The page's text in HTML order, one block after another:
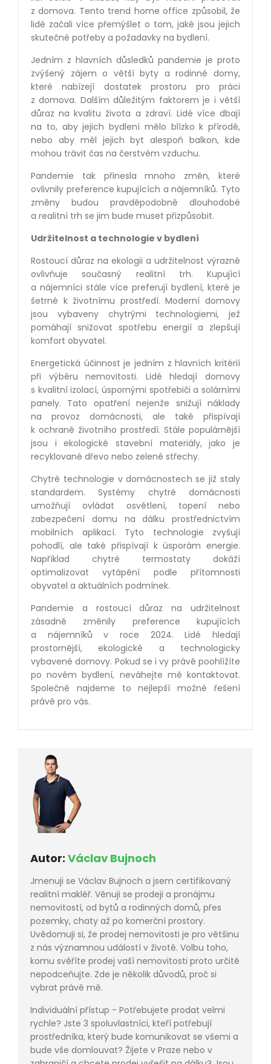
z domova. Tento trend home office způsobil, že
lidé začali více přemýšlet o tom, jaké jsou jejich
skutečné potřeby a požadavky na bydlení.
Jedním z hlavních důsledků pandemie je proto
zvýšený zájem o větší byty a rodinné domy,
které nabízejí dostatek prostoru pro práci
z domova. Dalším důležitým faktorem je i větší
důraz na kvalitu života a zdraví. Lidé více dbají
na to, aby jejich bydlení mělo blízko k přírodě,
nebo aby měl jejich byt alespoň balkon, kde
mohou trávit čas na čerstvém vzduchu.
Pandemie tak přinesla mnoho změn, které
ovlivnily preference kupujících a nájemníků. Tyto
změny budou pravděpodobně dlouhodobé
a realitní trh se jim bude muset přizpůsobit.
Udržitelnost a technologie v bydlení
Rostoucí důraz na ekologii a udržitelnost výrazně
ovlivňuje současný realitní trh. Kupující
a nájemníci stále více preferují bydlení, které je
šetrné k životnímu prostředí. Moderní domovy
jsou vybaveny chytrými technologiemi, jež
pomáhají snižovat spotřebu energií a zlepšují
komfort obyvatel.
Energetická účinnost je jedním z hlavních kritérií
při výběru nemovitosti. Lidé hledají domovy
s kvalitní izolací, úspornými spotřebiči a solárními
panely. Tato opatření nejenže snižují náklady
na provoz domácnosti, ale také přispívají
k ochraně životního prostředí. Stále populárnější
jsou i ekologické stavební materiály, jako je
recyklované dřevo nebo zelené střechy.
Chytré technologie v domácnostech se již staly
standardem. Systémy chytré domácnosti
umožňují ovládat osvětlení, topení nebo
zabezpečení domu na dálku prostřednictvím
mobilních aplikací. Tyto technologie zvyšují
pohodlí, ale také přispívají k úsporám energie.
Například chytré termostaty dokáží
optimalizovat vytápění podle přítomnosti
obyvatel a aktuálních podmínek.
Pandemie a rostoucí důraz na udržitelnost
zásadně změnily preference kupujících
a nájemníků v roce 2024. Lidé hledají
prostornější, ekologické a technologicky
vybavené domovy. Pokud se i vy právě poohlížíte
po novém bydlení, neváhejte mě kontaktovat.
Společně najdeme to nejlepší možné řešení
právě pro vás.
Autor: Václav Bujnoch
Jmenuji se Václav Bujnoch a jsem certifikovaný
realitní makléř. Věnuji se prodeji a pronájmu
nemovitostí, od bytů a rodinných domů, přes
pozemky, chaty až po komerční prostory.
Uvědomuji si, že prodej nemovitosti je pro většinu
z nás významnou událostí v životě. Volbu toho,
komu svěříte prodej vaší nemovitosti proto určitě
nepodceňujte. Zde je několik důvodů, proč si
vybrat právě mě.
Individuální přístup - Potřebujete prodat velmi
rychle? Jste 3 spoluvlastníci, kteří potřebují
prostředníka, který bude komunikovat se všemi a
bude vše domlouvat? Žijete v Praze nebo v